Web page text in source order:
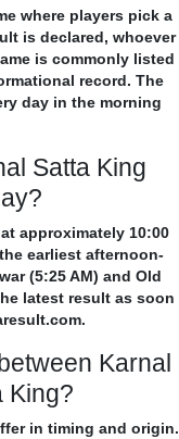
where players pick a
is declared, whoever
is commonly listed
record. The
day in the morning
Satta King
approximately 10:00
earliest afternoon-
(5:25 AM) and Old
latest result as soon
Karnal
King?
in timing and origin.